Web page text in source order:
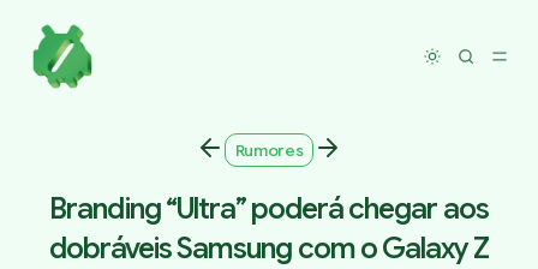
Toggle
Rumores
Branding “Ultra” poderá chegar aos
dobráveis Samsung com o Galaxy Z